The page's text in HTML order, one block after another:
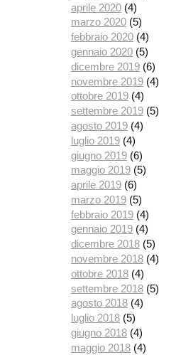
aprile 2020 (4)
marzo 2020 (5)
febbraio 2020 (4)
gennaio 2020 (5)
dicembre 2019 (6)
novembre 2019 (4)
ottobre 2019 (4)
settembre 2019 (5)
agosto 2019 (4)
luglio 2019 (4)
giugno 2019 (6)
maggio 2019 (5)
aprile 2019 (6)
marzo 2019 (5)
febbraio 2019 (4)
gennaio 2019 (4)
dicembre 2018 (5)
novembre 2018 (4)
ottobre 2018 (4)
settembre 2018 (5)
agosto 2018 (4)
luglio 2018 (5)
giugno 2018 (4)
maggio 2018 (4)